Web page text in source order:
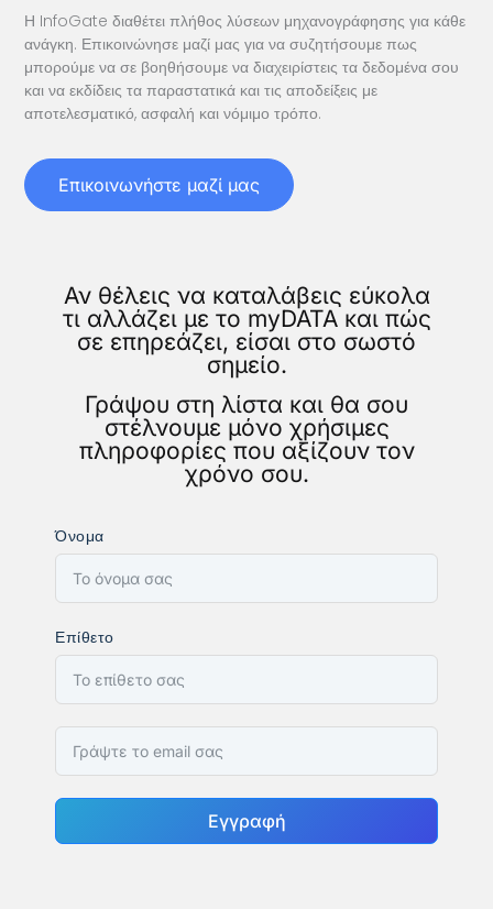
Η InfoGate διαθέτει πλήθος λύσεων μηχανογράφησης για κάθε
ανάγκη. Επικοινώνησε μαζί μας για να συζητήσουμε πως
μπορούμε να σε βοηθήσουμε να διαχειρίστεις τα δεδομένα σου
και να εκδίδεις τα παραστατικά και τις αποδείξεις με
αποτελεσματικό, ασφαλή και νόμιμο τρόπο.
Επικοινωνήστε μαζί μας
Αν θέλεις να καταλάβεις εύκολα
τι αλλάζει με το myDATA και πώς
σε επηρεάζει, είσαι στο σωστό
σημείο.
Γράψου στη λίστα και θα σου
στέλνουμε μόνο χρήσιμες
πληροφορίες που αξίζουν τον
χρόνο σου.
Όνομα
Επίθετο
Εγγραφή